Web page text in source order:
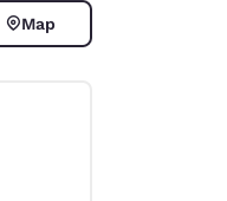
Map